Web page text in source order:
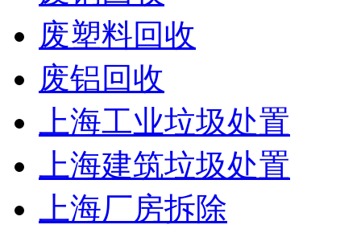
废塑料回收
废铝回收
上海工业垃圾处置
上海建筑垃圾处置
上海厂房拆除